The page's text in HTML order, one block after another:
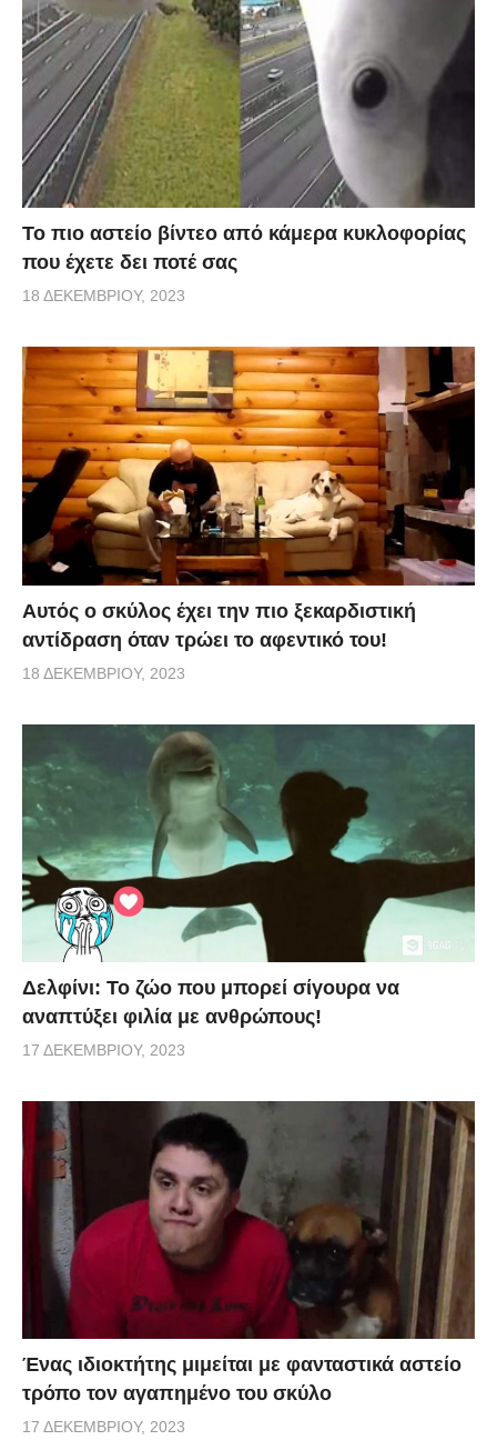
Το πιο αστείο βίντεο από κάμερα κυκλοφορίας
που έχετε δει ποτέ σας
18 ΔΕΚΕΜΒΡΊΟΥ, 2023
Αυτός ο σκύλος έχει την πιο ξεκαρδιστική
αντίδραση όταν τρώει το αφεντικό του!
18 ΔΕΚΕΜΒΡΊΟΥ, 2023
Δελφίνι: Το ζώο που μπορεί σίγουρα να
αναπτύξει φιλία με ανθρώπους!
17 ΔΕΚΕΜΒΡΊΟΥ, 2023
Ένας ιδιοκτήτης μιμείται με φανταστικά αστείο
τρόπο τον αγαπημένο του σκύλο
17 ΔΕΚΕΜΒΡΊΟΥ, 2023